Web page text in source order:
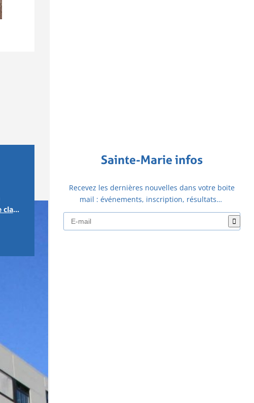
Projets de classes & échanges
Sainte-Marie infos
Recevez les dernières nouvelles dans votre boite
mail : événements, inscription, résultats…
